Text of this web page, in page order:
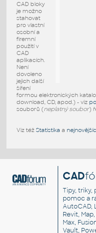
CAD bloky
je možno
stahovat
pro vlastní
osobní a
firemní
použití v
CAD
aplikacích.
Není
dovoleno
jejich další
šíření
formou elektronických
download, CD, apod.) - viz
souborů (neplatný soubor)
Viz též Statistika a
CAD
Tipy, triky,
pomoc a
AutoCAD,
Revit,
Max,
Vault,